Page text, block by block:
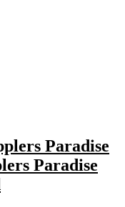
Paradise